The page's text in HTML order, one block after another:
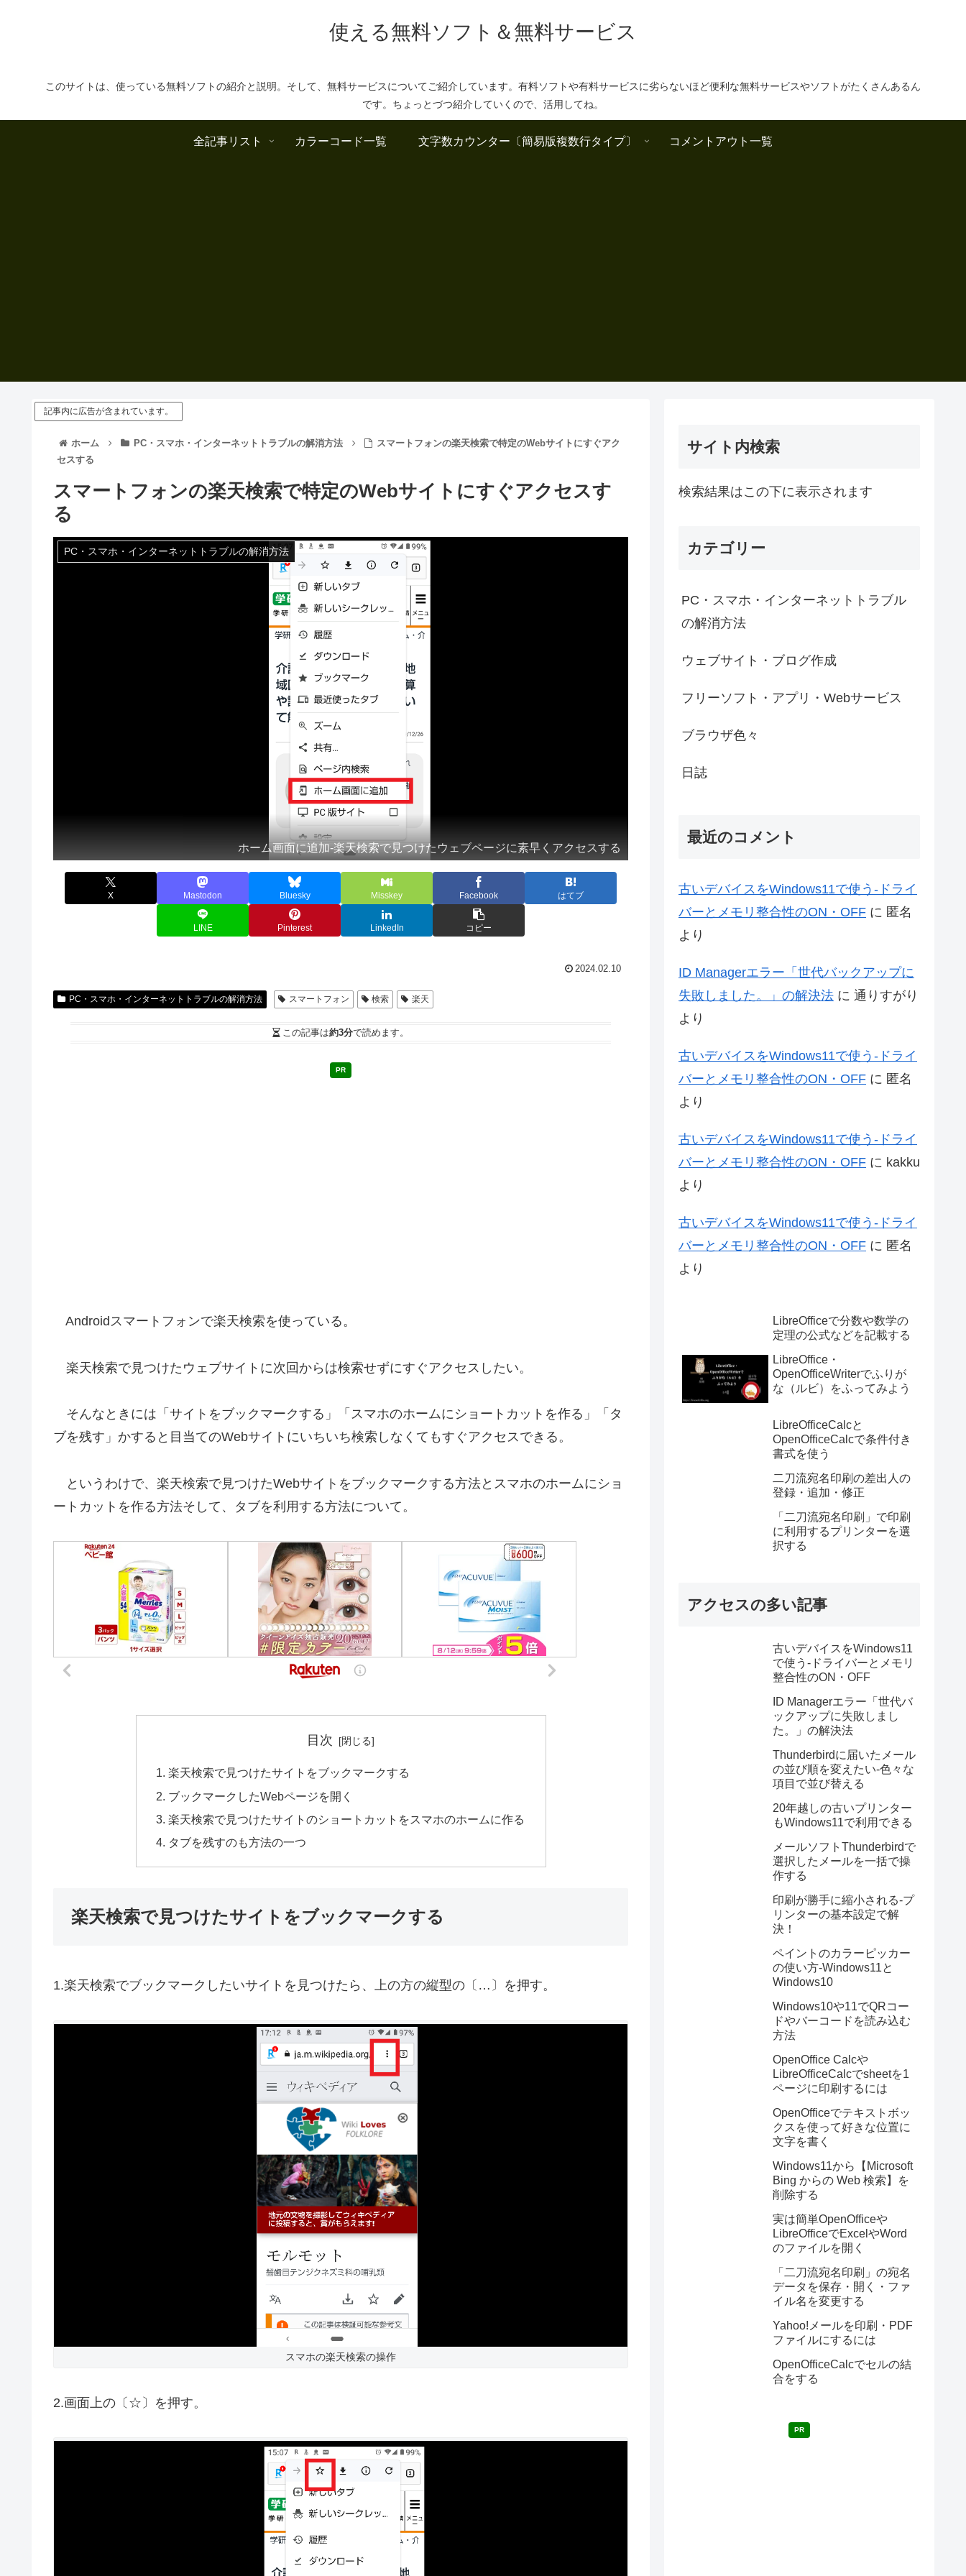
使える無料ソフト＆無料サービス
このサイトは、使っている無料ソフトの紹介と説明。そして、無料サービスについてご紹介しています。有料ソフトや有料サービスに劣らないほど便利な無料サービスやソフトがたくさんあるん
です。ちょっとづつ紹介していくので、活用してね。
全記事リスト カラーコード一覧 文字数カウンター〔簡易版複数行タイプ〕 コメントアウト一覧
記事内に広告が含まれています。
ホーム PC・スマホ・インターネットトラブルの解消方法
スマートフォンの楽天検索で特定のWebサイトにすぐアク
セスする
スマートフォンの楽天検索で特定のWebサイトにすぐアクセスす
る
PC・スマホ・インターネットトラブルの解消方法
ホーム画面に追加-楽天検索で見つけたウェブページに素早くアクセスする
X Mastodon Bluesky Misskey Facebook はてブ
LINE Pinterest LinkedIn コピー
2024.02.10
PC・スマホ・インターネットトラブルの解消方法 スマートフォン 検索 楽天
この記事は約3分で読めます。
PR
Androidスマートフォンで楽天検索を使っている。
楽天検索で見つけたウェブサイトに次回からは検索せずにすぐアクセスしたい。
そんなときには「サイトをブックマークする」「スマホのホームにショートカットを作る」「タ
ブを残す」かすると目当てのWebサイトにいちいち検索しなくてもすぐアクセスできる。
というわけで、楽天検索で見つけたWebサイトをブックマークする方法とスマホのホームにショ
ートカットを作る方法そして、タブを利用する方法について。
目次
楽天検索で見つけたサイトをブックマークする
ブックマークしたWebページを開く
楽天検索で見つけたサイトのショートカットをスマホのホームに作る
タブを残すのも方法の一つ
楽天検索で見つけたサイトをブックマークする
1.楽天検索でブックマークしたいサイトを見つけたら、上の方の縦型の〔…〕を押す。
スマホの楽天検索の操作
2.画面上の〔☆〕を押す。
サイト内検索
検索結果はこの下に表示されます
カテゴリー
PC・スマホ・インターネットトラブル
の解消方法
ウェブサイト・ブログ作成
フリーソフト・アプリ・Webサービス
ブラウザ色々
日誌
最近のコメント
古いデバイスをWindows11で使う-ドライ
バーとメモリ整合性のON・OFF に 匿名
より
ID Managerエラー「世代バックアップに
失敗しました。」の解決法 に 通りすがり
より
古いデバイスをWindows11で使う-ドライ
バーとメモリ整合性のON・OFF に 匿名
より
古いデバイスをWindows11で使う-ドライ
バーとメモリ整合性のON・OFF に kakku
より
古いデバイスをWindows11で使う-ドライ
バーとメモリ整合性のON・OFF に 匿名
より
LibreOfficeで分数や数学の
定理の公式などを記載する
LibreOffice・
OpenOfficeWriterでふりが
な（ルビ）をふってみよう
LibreOfficeCalcと
OpenOfficeCalcで条件付き
書式を使う
二刀流宛名印刷の差出人の
登録・追加・修正
「二刀流宛名印刷」で印刷
に利用するプリンターを選
択する
アクセスの多い記事
古いデバイスをWindows11
で使う-ドライバーとメモリ
整合性のON・OFF
ID Managerエラー「世代バ
ックアップに失敗しまし
た。」の解決法
Thunderbirdに届いたメール
の並び順を変えたい-色々な
項目で並び替える
20年越しの古いプリンター
もWindows11で利用できる
メールソフトThunderbirdで
選択したメールを一括で操
作する
印刷が勝手に縮小される-プ
リンターの基本設定で解
決！
ペイントのカラーピッカー
の使い方-Windows11と
Windows10
Windows10や11でQRコー
ドやバーコードを読み込む
方法
OpenOffice Calcや
LibreOfficeCalcでsheetを1
ページに印刷するには
OpenOfficeでテキストボッ
クスを使って好きな位置に
文字を書く
Windows11から【Microsoft
Bing からの Web 検索】を
削除する
実は簡単OpenOfficeや
LibreOfficeでExcelやWord
のファイルを開く
「二刀流宛名印刷」の宛名
データを保存・開く・ファ
イル名を変更する
Yahoo!メールを印刷・PDF
ファイルにするには
OpenOfficeCalcでセルの結
合をする
PR